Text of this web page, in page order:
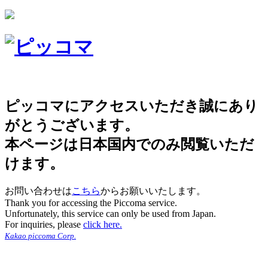
ピッコマにアクセスいただき誠にあり
がとうございます。
本ページは日本国内でのみ閲覧いただ
けます。
お問い合わせはこちらからお願いいたします。
Thank you for accessing the Piccoma service.
Unfortunately, this service can only be used from Japan.
For inquiries, please click here.
Kakao piccoma Corp.